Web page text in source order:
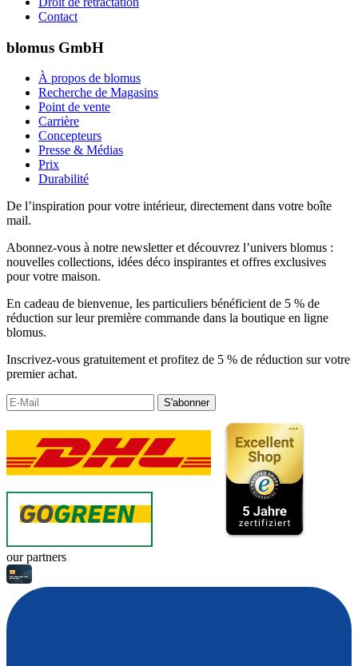
Contact
blomus GmbH
À propos de blomus
Recherche de Magasins
Point de vente
Carrière
Concepteurs
Presse & Médias
Prix
Durabilité
De l’inspiration pour votre intérieur, directement dans votre boîte
mail.
Abonnez-vous à notre newsletter et découvrez l’univers blomus :
nouvelles collections, idées déco inspirantes et offres exclusives
pour votre maison.
En cadeau de bienvenue, les particuliers bénéficient de 5 % de
réduction sur leur première commande dans la boutique en ligne
blomus.
Inscrivez-vous gratuitement et profitez de 5 % de réduction sur votre
premier achat.
S'abonner
our partners